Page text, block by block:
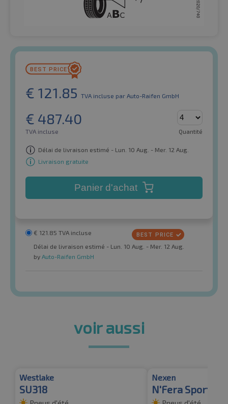
€ 121.85 TVA incluse par Auto-Raifen GmbH
€ 487.40
TVA incluse Quantité
Délai de livraison estimé - Lun. 10 Aug. - Mer. 12 Aug.
Livraison gratuite
Panier d'achat
€ 121.85 TVA incluse
Délai de livraison estimé - Lun. 10 Aug. - Mer. 12 Aug.
by Auto-Raifen GmbH
voir aussi
Westlake
SU318
Nexen
N'Fera Sport